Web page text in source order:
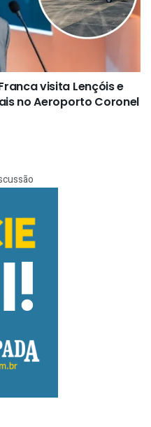
visita Lençóis e
no Aeroporto Coronel